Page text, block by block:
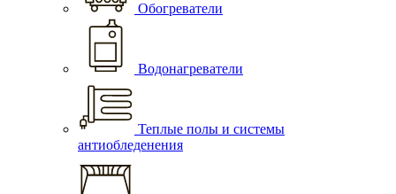
Обогреватели
Водонагреватели
Теплые полы и системы
антиобледенения